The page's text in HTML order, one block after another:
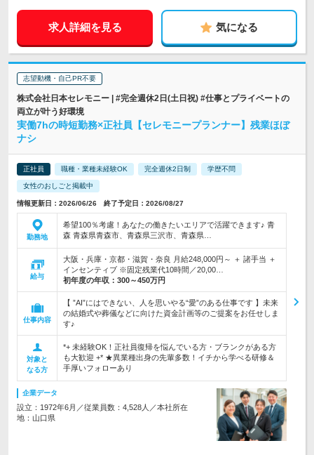
求人詳細を見る 気になる
志望動機・自己PR不要
株式会社日本セレモニー | #完全週休2日(土日祝) #仕事とプライベートの
両立が叶う好環境
実働7hの時短勤務×正社員【セレモニープランナー】残業ほぼ
ナシ
正社員 職種・業種未経験OK 完全週休2日制 学歴不問
女性のおしごと掲載中
情報更新日：2026/06/26 終了予定日：2026/08/27
勤務地
希望100％考慮！あなたの働きたいエリアで活躍できます♪ 青
森 青森県青森市、青森県三沢市、青森県…
給与
大阪・兵庫・京都・滋賀・奈良 月給248,000円～ ＋ 諸手当 ＋
インセンティブ ※固定残業代10時間／20,00…
初年度の年収： 300～450万円
仕事内容
【 ”AI”にはできない、人を思いやる“愛”のある仕事です 】未来
の結婚式や葬儀などに向けた資金計画等のご提案をお任せしま
す♪
対象と
なる方
*+ 未経験OK！正社員復帰を悩んでいる方・ブランクがある方
も大歓迎 +* ★異業種出身の先輩多数！イチから学べる研修＆
手厚いフォローあり
企業データ
設立：1972年6月／従業員数：4,528人／本社所在
地：山口県